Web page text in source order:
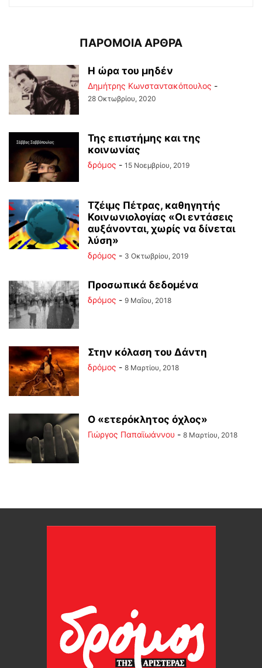
ΠΑΡΟΜΟΙΑ ΑΡΘΡΑ
Η ώρα του μηδέν
Δημήτρης Κωνσταντακόπουλος -
28 Οκτωβρίου, 2020
Της επιστήμης και της
κοινωνίας
δρόμος - 15 Νοεμβρίου, 2019
Τζέιμς Πέτρας, καθηγητής
Κοινωνιολογίας «Οι εντάσεις
αυξάνονται, χωρίς να δίνεται
λύση»
δρόμος - 3 Οκτωβρίου, 2019
Προσωπικά δεδομένα
δρόμος - 9 Μαΐου, 2018
Στην κόλαση του Δάντη
δρόμος - 8 Μαρτίου, 2018
Ο «ετερόκλητος όχλος»
Γιώργος Παπαϊωάννου - 8 Μαρτίου, 2018